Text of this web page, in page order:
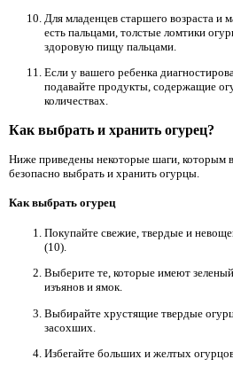
Для младенцев старшего возраста и
есть пальцами, толстые ломтики
здоровую пищу пальцами.
Если у вашего ребенка
подавайте продукты, содержащие
количествах.
Как выбрать и хранить огурец?
Ниже приведены некоторые шаги, которым
безопасно выбрать и хранить огурцы.
Как выбрать огурец
Покупайте свежие, твердые и
(10).
Выберите те, которые имеют
изъянов и ямок.
Выбирайте хрустящие твердые
засохших.
Избегайте больших и желтых